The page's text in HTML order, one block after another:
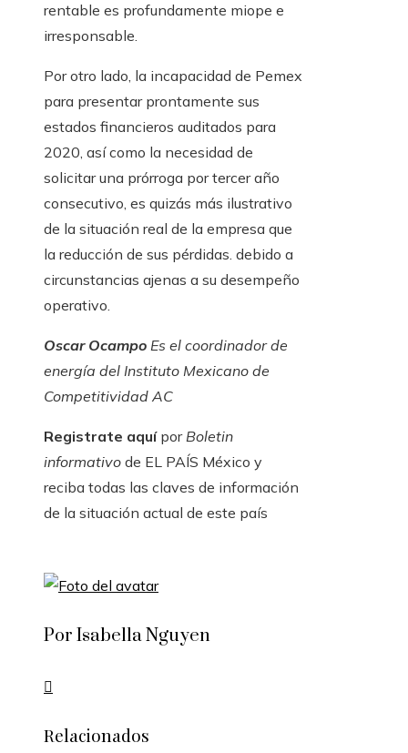
rentable es profundamente miope e
irresponsable.
Por otro lado, la incapacidad de Pemex
para presentar prontamente sus
estados financieros auditados para
2020, así como la necesidad de
solicitar una prórroga por tercer año
consecutivo, es quizás más ilustrativo
de la situación real de la empresa que
la reducción de sus pérdidas. debido a
circunstancias ajenas a su desempeño
operativo.
Oscar Ocampo Es el coordinador de
energía del Instituto Mexicano de
Competitividad AC
Registrate aquí porBoletin
informativo de EL PAÍS México y
reciba todas las claves de información
de la situación actual de este país
Por Isabella Nguyen
Relacionados